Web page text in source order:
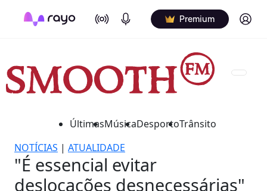
On Air Podcasts Premium Log in
ÚltimasMúsicaDesportoTrânsito
NOTÍCIAS | ATUALIDADE
"É essencial evitar
deslocações desnecessárias"